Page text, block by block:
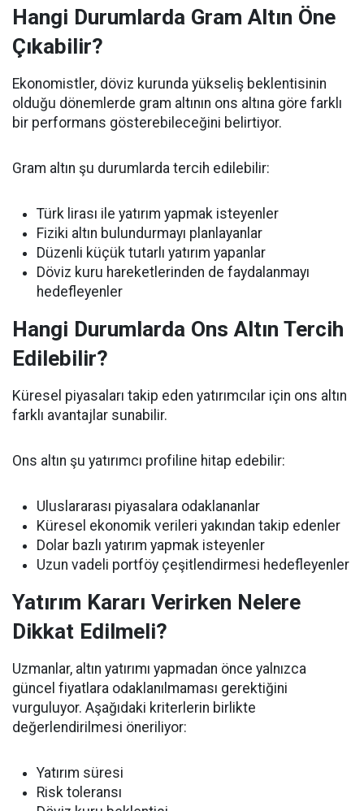
Hangi Durumlarda Gram Altın Öne
Çıkabilir?
Ekonomistler, döviz kurunda yükseliş beklentisinin
olduğu dönemlerde gram altının ons altına göre farklı
bir performans gösterebileceğini belirtiyor.
Gram altın şu durumlarda tercih edilebilir:
Türk lirası ile yatırım yapmak isteyenler
Fiziki altın bulundurmayı planlayanlar
Düzenli küçük tutarlı yatırım yapanlar
Döviz kuru hareketlerinden de faydalanmayı
hedefleyenler
Hangi Durumlarda Ons Altın Tercih
Edilebilir?
Küresel piyasaları takip eden yatırımcılar için ons altın
farklı avantajlar sunabilir.
Ons altın şu yatırımcı profiline hitap edebilir:
Uluslararası piyasalara odaklananlar
Küresel ekonomik verileri yakından takip edenler
Dolar bazlı yatırım yapmak isteyenler
Uzun vadeli portföy çeşitlendirmesi hedefleyenler
Yatırım Kararı Verirken Nelere
Dikkat Edilmeli?
Uzmanlar, altın yatırımı yapmadan önce yalnızca
güncel fiyatlara odaklanılmaması gerektiğini
vurguluyor. Aşağıdaki kriterlerin birlikte
değerlendirilmesi öneriliyor:
Yatırım süresi
Risk toleransı